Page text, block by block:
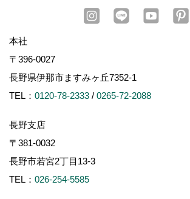
本社
〒396-0027
長野県伊那市ますみヶ丘7352-1
TEL： 0120-78-2333 / 0265-72-2088
長野支店
〒381-0032
長野市若宮2丁目13-3
TEL： 026-254-5585